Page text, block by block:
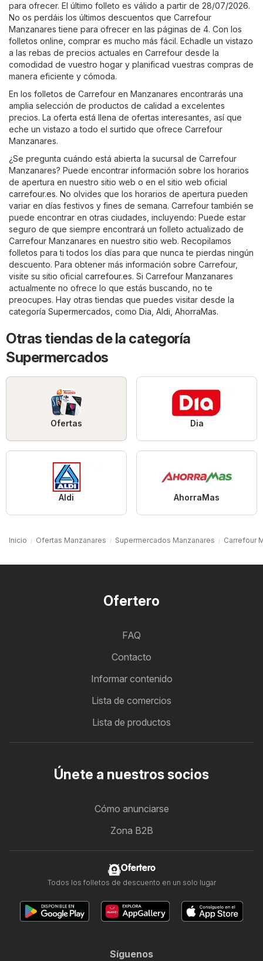
para ofrecer. El último folleto es válido a partir de 28/07/2026.
No os perdáis los últimos descuentos que Carrefour
Manzanares tiene para ofrecer en las páginas de 4. Con los
folletos online, comprar es mucho más fácil. Echadle un vistazo
a las rebas de precios actuales en Carrefour desde la
comodidad de vuestro hogar y planificad vuestras compras de
manera eficiente y cómoda.
En los folletos de Carrefour en Manzanares encontrarás una
amplia selección de productos de calidad a excelentes
precios. La oferta está llena de ofertas interesantes, así que
eche un vistazo a todo el surtido que ofrece Carrefour
Manzanares.
¿Se pregunta cuándo está abierta la sucursal de Carrefour
Manzanares? Puede encontrar información sobre los horarios
de apertura en nuestro sitio web o en el sitio web oficial
carrefour.es. No olvides que los horarios de apertura pueden
variar en días festivos y fines de semana. Carrefour también se
puede encontrar en otras ciudades, incluyendo: Puede estar
seguro de que siempre encontrará un folleto actualizado de
Carrefour Manzanares en nuestro sitio web. Recopilamos
folletos para ti todos los días para que nunca te pierdas ningún
descuento. Para obtener más información sobre Carrefour,
visite su sitio oficial carrefour.es. Si Carrefour Manzanares
actualmente no ofrece lo que estás buscando, no te
preocupes. Hay otras tiendas que puedes visitar desde la
categoría Supermercados , como Dia Aldi AhorraMas.
Otras tiendas de la categoría
Supermercados
Ofertas Dia
Aldi AhorraMas
Inicio Ofertas Manzanares Supermercados Manzanares Carrefour
Ofertero
FAQ
Contacto
Informar contenido
Lista de comercios
Lista de productos
Únete a nuestros socios
Cómo anunciarse
Zona B2B
Ofertero
Todos los folletos de descuento en un solo lugar
Síguenos